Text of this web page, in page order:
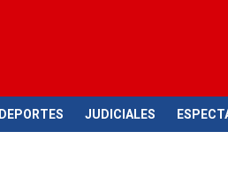
DEPORTES JUDICIALES